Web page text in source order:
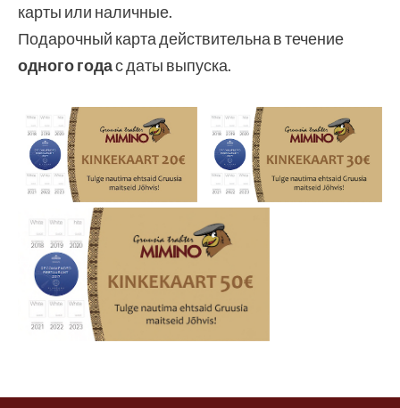
карты или наличные.
Подарочный карта действительна в течение
одного годас даты выпуска.